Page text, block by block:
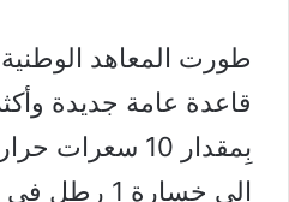
قاعدة عامة جديدة
بِمقدار 10
إلى خسارة 1